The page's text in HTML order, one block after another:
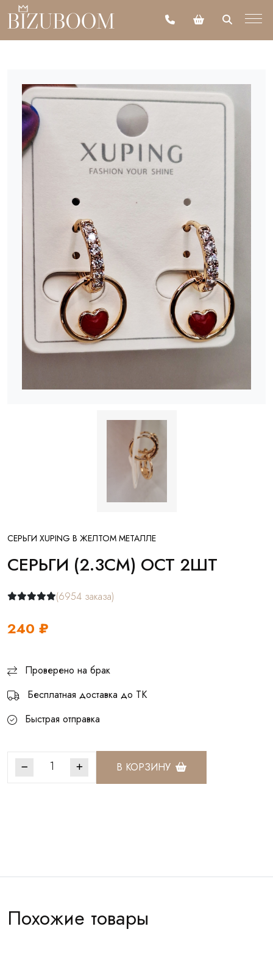
СЕРЬГИ XUPING В ЖЕЛТОМ МЕТАЛЛЕ
СЕРЬГИ (2.3СМ) ОСТ 2ШТ
(6954 заказа)
240 ₽
Проверено на брак
Бесплатная доставка до ТК
Быстрая отправка
В КОРЗИНУ
Похожие товары